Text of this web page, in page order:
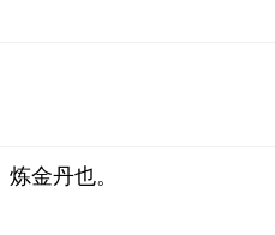
金丹也。